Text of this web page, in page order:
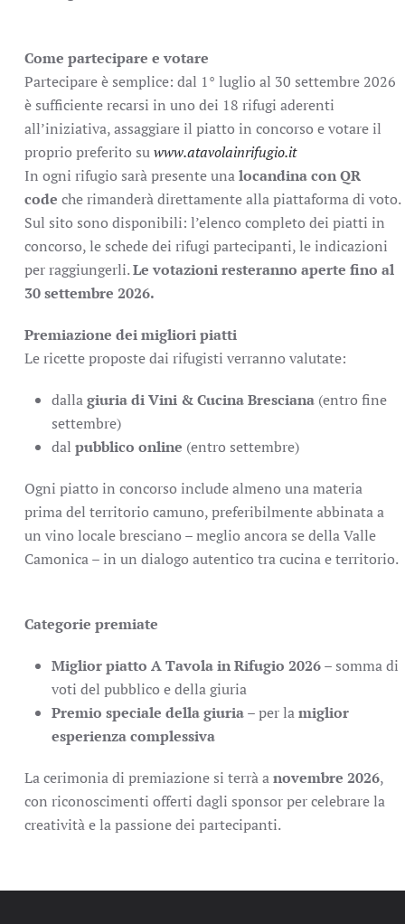
Come partecipare e votare
Partecipare è semplice: dal 1° luglio al 30 settembre 2026
è sufficiente recarsi in uno dei 18 rifugi aderenti
all’iniziativa, assaggiare il piatto in concorso e votare il
proprio preferito suwww.atavolainrifugio.it
In ogni rifugio sarà presente unalocandina con QR
code che rimanderà direttamente alla piattaforma di voto.
Sul sito sono disponibili: l’elenco completo dei piatti in
concorso, le schede dei rifugi partecipanti, le indicazioni
per raggiungerli.Le votazioni resteranno aperte fino al
30 settembre 2026.
Premiazione dei migliori piatti
Le ricette proposte dai rifugisti verranno valutate:
dallagiuria di Vini & Cucina Bresciana (entro fine
settembre)
dal pubblico online (entro settembre)
Ogni piatto in concorso include almeno una materia
prima del territorio camuno, preferibilmente abbinata a
un vino locale bresciano – meglio ancora se della Valle
Camonica – in un dialogo autentico tra cucina e territorio.
Categorie premiate
Miglior piatto A Tavola in Rifugio 2026– somma di
voti del pubblico e della giuria
Premio speciale della giuria– per lamiglior
esperienza complessiva
La cerimonia di premiazione si terrà anovembre 2026,
con riconoscimenti offerti dagli sponsor per celebrare la
creatività e la passione dei partecipanti.